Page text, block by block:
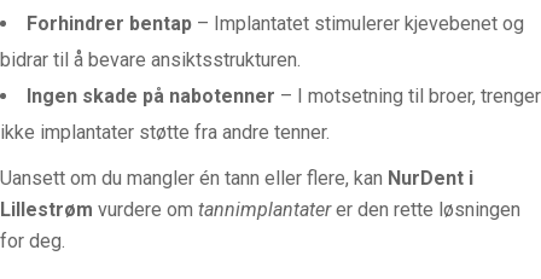
Forhindrer bentap – Implantatet stimulerer kjevebenet og
bidrar til å bevare ansiktsstrukturen.
Ingen skade på nabotenner – I motsetning til broer, trenger
ikke implantater støtte fra andre tenner.
Uansett om du mangler én tann eller flere, kan NurDent i
Lillestrøm vurdere om tannimplantaterer den rette løsningen
for deg.